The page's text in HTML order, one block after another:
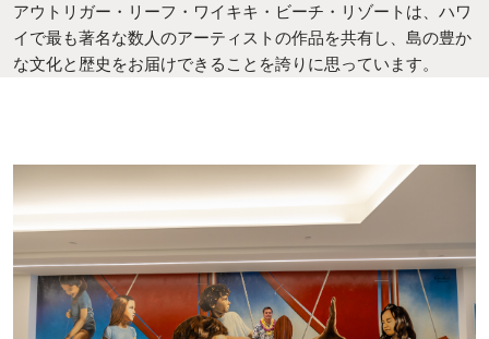
アウトリガー・リーフ・ワイキキ・ビーチ・リゾートは、ハワ
イで最も著名な数人のアーティストの作品を共有し、島の豊か
な文化と歴史をお届けできることを誇りに思っています。